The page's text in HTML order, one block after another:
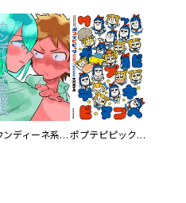
ウンディーネ系彼氏 ポプテピピック SEASON EIGHT